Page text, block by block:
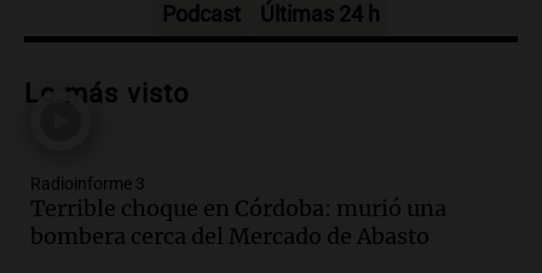
Audio.Descuentos de hasta 700.000
generan fuertes críticas
Audio.Docentes de Jujuy denuncian
descuentos de hasta 700.000 pesos en
sus salarios y genera alarma
Podcast Últimas 24 h
Lo más visto
Radioinforme 3
Terrible choque en Córdoba: murió una
bombera cerca del Mercado de Abasto